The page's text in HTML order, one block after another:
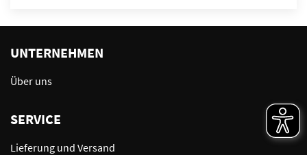
UNTERNEHMEN
Über uns
SERVICE
Lieferung und Versand